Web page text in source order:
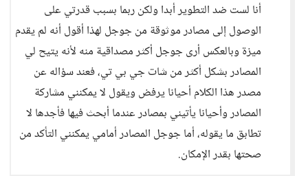
أنا لست ضد التطوير أبدا ولكن ربما بسبب قدرتي على
الوصول إلى مصادر موثوقة من جوجل لهذا أقول أنه لم يقدم
ميزة وبالعكس أرى جوجل أكثر مصداقية منه لأنه يتيح لي
المصادر بشكل أكثر من شات جي بي تي، فعند سؤاله عن
مصدر هذا الكلام أحيانا يرفض ويقول لا يمكنني مشاركة
المصادر وأحيانا يأتيني بمصادر عندما أبحث فيها فأجدها لا
تطابق ما يقوله، أما جوجل المصادر أمامي يمكنني التأكد من
صحتها بقدر الإمكان.